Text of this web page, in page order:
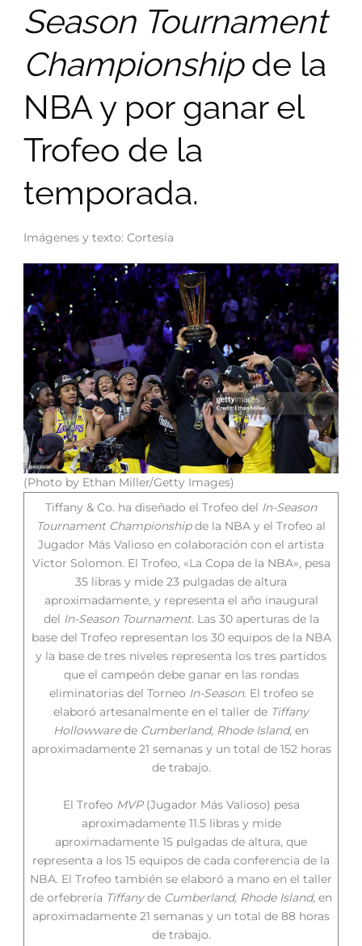
Season Tournament
Championshipde la
NBA y por ganar el
Trofeo de la
temporada.
Imágenes y texto: Cortesía
(Photo by Ethan Miller/Getty Images)
Tiffany & Co. ha diseñado el Trofeo del In-Season
Tournament Championshipde la NBA y el Trofeo al
Jugador Más Valioso en colaboración con el artista
Victor Solomon. El Trofeo, «La Copa de la NBA», pesa
35 libras y mide 23 pulgadas de altura
aproximadamente, y representa el año inaugural
del In-Season Tournament. Las 30 aperturas de la
base del Trofeo representan los 30 equipos de la NBA
y la base de tres niveles representa los tres partidos
que el campeón debe ganar en las rondas
eliminatorias del Torneo In-Season.El trofeo se
elaboró artesanalmente en el taller de Tiffany
Hollowwarede Cumberland, Rhode Island, en
aproximadamente 21 semanas y un total de 152 horas
de trabajo.
El Trofeo MVP(Jugador Más Valioso) pesa
aproximadamente 11.5 libras y mide
aproximadamente 15 pulgadas de altura, que
representa a los 15 equipos de cada conferencia de la
NBA. El Trofeo también se elaboró a mano en el taller
de orfebrería Tiffanyde Cumberland, Rhode Island, en
aproximadamente 21 semanas y un total de 88 horas
de trabajo.